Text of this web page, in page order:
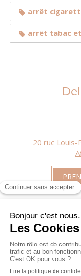
arrêt
arrêt tabac
20 rue Louis-
©2022